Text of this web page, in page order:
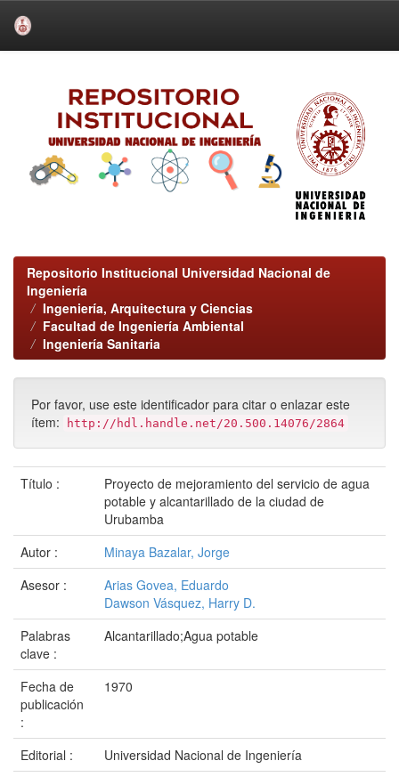
Repositorio Institucional Universidad Nacional de
Ingeniería
Ingeniería, Arquitectura y Ciencias
Facultad de Ingeniería Ambiental
Ingeniería Sanitaria
Por favor, use este identificador para citar o enlazar este
ítem:
http://hdl.handle.net/20.500.14076/2864
Título :
Proyecto de mejoramiento del servicio de agua
potable y alcantarillado de la ciudad de
Urubamba
Autor :
Minaya Bazalar, Jorge
Asesor :
Arias Govea, Eduardo
Dawson Vásquez, Harry D.
Palabras
clave :
Alcantarillado;Agua potable
Fecha de
publicación
:
1970
Editorial :
Universidad Nacional de Ingeniería